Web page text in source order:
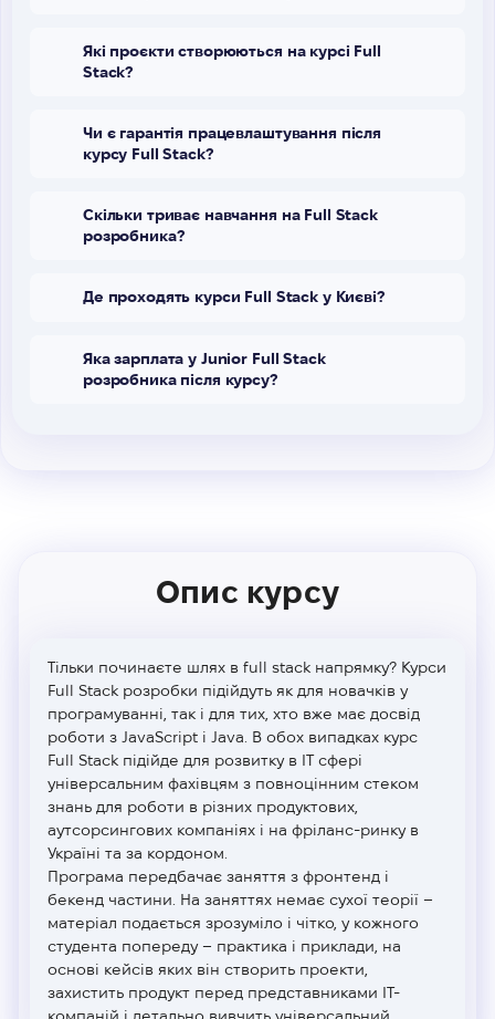
Які проєкти створюються на курсі Full
Stack?
Чи є гарантія працевлаштування після
курсу Full Stack?
Скільки триває навчання на Full Stack
розробника?
Де проходять курси Full Stack у Києві?
Яка зарплата у Junior Full Stack
розробника після курсу?
Опис курсу
Тільки починаєте шлях в full stack напрямку? Курси
Full Stack розробки підійдуть як для новачків у
програмуванні, так і для тих, хто вже має досвід
роботи з JavaScript і Java. В обох випадках курс
Full Stack підійде для розвитку в IT сфері
універсальним фахівцям з повноцінним стеком
знань для роботи в різних продуктових,
аутсорсингових компаніях і на фріланс-ринку в
Україні та за кордоном.
Програма передбачає заняття з фронтенд і
бекенд частини. На заняттях немає сухої теорії –
матеріал подається зрозуміло і чітко, у кожного
студента попереду – практика і приклади, на
основі кейсів яких він створить проекти,
захистить продукт перед представниками ІТ-
компаній і детально вивчить універсальний